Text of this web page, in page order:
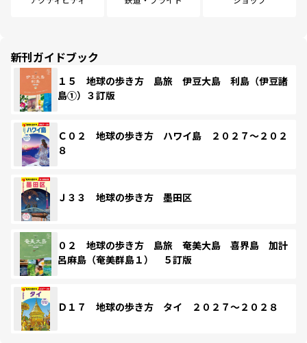
新刊ガイドブック
１５ 地球の歩き方 島旅 伊豆大島 利島（伊豆諸
島①）３訂版
Ｃ０２ 地球の歩き方 ハワイ島 ２０２７～２０２
８
Ｊ３３ 地球の歩き方 墨田区
０２ 地球の歩き方 島旅 奄美大島 喜界島 加計
呂麻島（奄美群島１） ５訂版
Ｄ１７ 地球の歩き方 タイ ２０２７～２０２８